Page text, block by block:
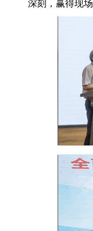
深刻，赢得现